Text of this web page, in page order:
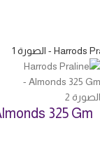
325 Gm